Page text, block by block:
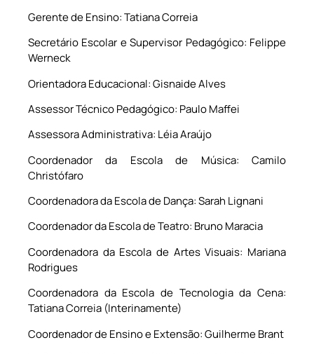
Gerente de Ensino: Tatiana Correia
Secretário Escolar e Supervisor Pedagógico: Felippe
Werneck
Orientadora Educacional: Gisnaide Alves
Assessor Técnico Pedagógico: Paulo Maffei
Assessora Administrativa: Léia Araújo
Coordenador da Escola de Música: Camilo
Christófaro
Coordenadora da Escola de Dança: Sarah Lignani
Coordenador da Escola de Teatro: Bruno Maracia
Coordenadora da Escola de Artes Visuais: Mariana
Rodrigues
Coordenadora da Escola de Tecnologia da Cena:
Tatiana Correia (Interinamente)
Coordenador de Ensino e Extensão: Guilherme Brant